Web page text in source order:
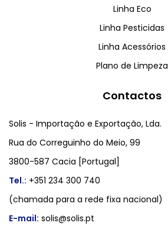
Linha Eco
Linha Pesticidas
Linha Acessórios
Plano de Limpeza
Contactos
Solis - Importação e Exportação, Lda.
Rua do Correguinho do Meio, 99
3800-587 Cacia [Portugal]
Tel.: +351 234 300 740
(chamada para a rede fixa nacional)
E-mail: solis@solis.pt